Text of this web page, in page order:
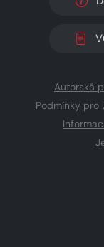
Autorská
Podmínky pro